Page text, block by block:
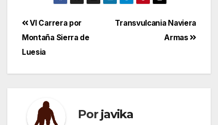
Navegación
de
Transvulcania Naviera
Armas
VI Carrera por
Montaña Sierra de
Luesia
Por javika